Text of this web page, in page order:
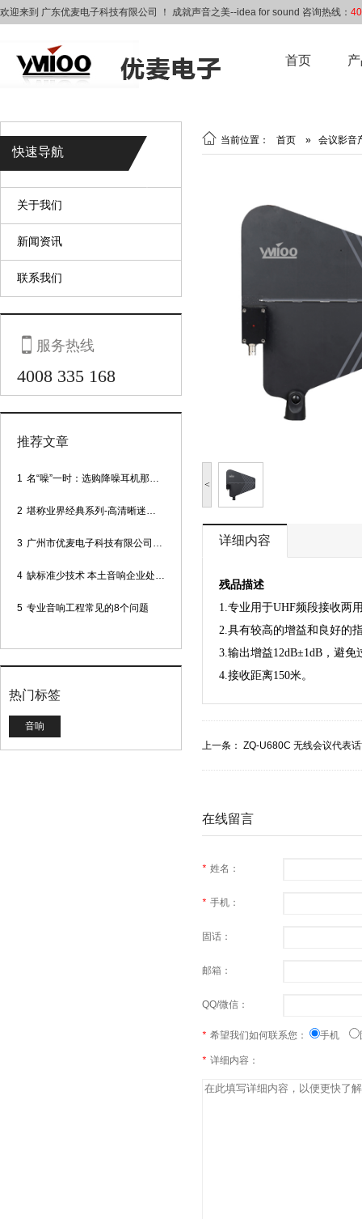
欢迎来到 广东优麦电子科技有限公司 ！ 成就声音之美--idea for sound 咨询热线：
首页
快速导航
关于我们
新闻资讯
联系我们
 服务热线
4008 335 168
推荐文章
1 名“噪”一时：选购降噪耳机那些事
2 堪称业界经典系列-高清晰迷你型头戴话筒
3 广州市优麦电子科技有限公司网站正式上线！
4 缺标准少技术 本土音响企业处境尴尬
5 专业音响工程常见的8个问题
热门标签
音响
 当前位置： 首页 » 会议影音
<
详细内容
残品描述
1.专业用于UHF频段接收两
2.具有较高的增益和良好的
3.输出增益12dB±1dB，避
4.接收距离150米。
上一条： ZQ-U680C 无线会议代表
在线留言
* 姓名：
* 手机：
固话：
邮箱：
QQ/微信：
* 希望我们如何联系您： 手机
* 详细内容：